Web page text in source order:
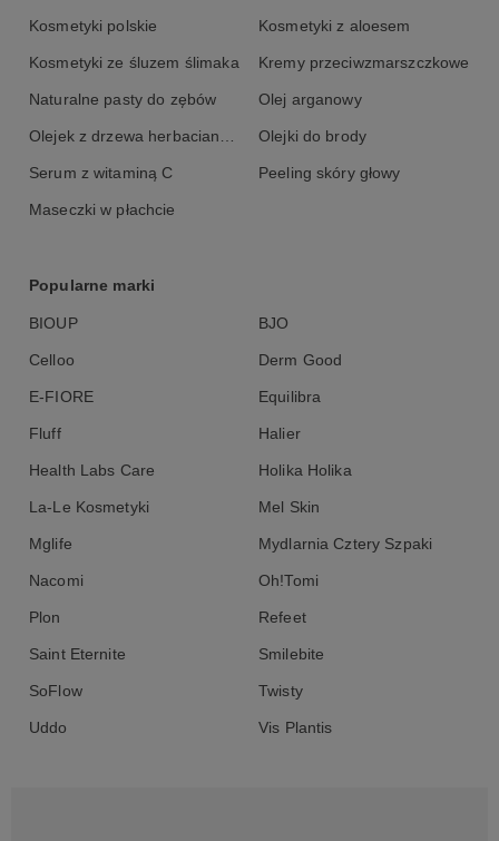
Kosmetyki polskie Kosmetyki z aloesem
Kosmetyki ze śluzem ślimaka Kremy przeciwzmarszczkowe
Naturalne pasty do zębów Olej arganowy
Olejek z drzewa herbacianego Olejki do brody
Serum z witaminą C Peeling skóry głowy
Maseczki w płachcie
Popularne marki
BIOUP BJO
Celloo Derm Good
E-FIORE Equilibra
Fluff Halier
Health Labs Care Holika Holika
La-Le Kosmetyki Mel Skin
Mglife Mydlarnia Cztery Szpaki
Nacomi Oh!Tomi
Plon Refeet
Saint Eternite Smilebite
SoFlow Twisty
Uddo Vis Plantis